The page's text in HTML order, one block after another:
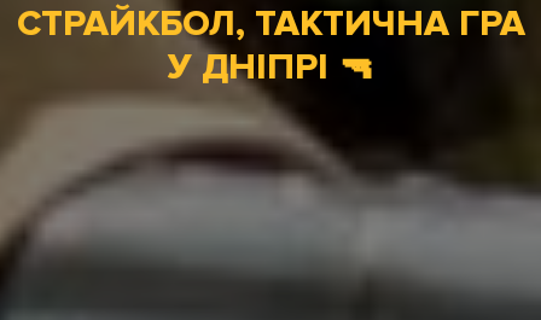
СТРАЙКБОЛ, ТАКТИЧНА ГРА
У ДНІПРІ 🔫